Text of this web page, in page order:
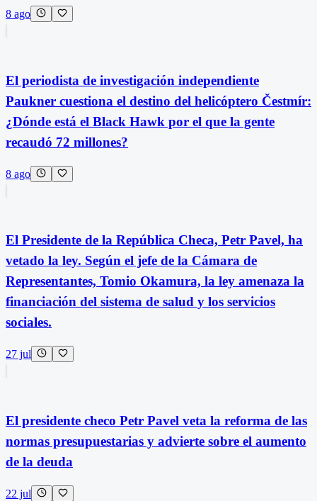
8 ago
El periodista de investigación independiente
Paukner cuestiona el destino del helicóptero Čestmír:
¿Dónde está el Black Hawk por el que la gente
recaudó 72 millones?
8 ago
El Presidente de la República Checa, Petr Pavel, ha
vetado la ley. Según el jefe de la Cámara de
Representantes, Tomio Okamura, la ley amenaza la
financiación del sistema de salud y los servicios
sociales.
27 jul
El presidente checo Petr Pavel veta la reforma de las
normas presupuestarias y advierte sobre el aumento
de la deuda
22 jul